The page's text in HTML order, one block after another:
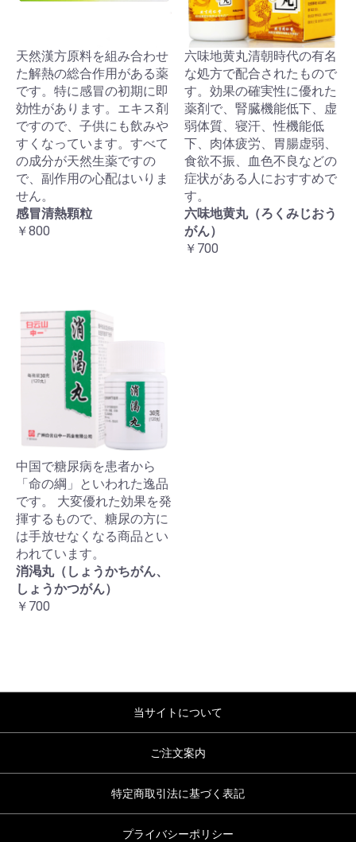
天然漢方原料を組み合わせ
た解熱の総合作用がある薬
です。特に感冒の初期に即
効性があります。エキス剤
ですので、子供にも飲みや
すくなっています。すべて
の成分が天然生薬ですの
で、副作用の心配はいりま
せん。
感冒清熱顆粒
￥800
六味地黄丸清朝時代の有名
な処方で配合されたもので
す。効果の確実性に優れた
薬剤で、腎臓機能低下、虚
弱体質、寝汗、性機能低
下、肉体疲労、胃腸虚弱、
食欲不振、血色不良などの
症状がある人におすすめで
す。
六味地黄丸（ろくみじおう
がん）
￥700
中国で糖尿病を患者から
「命の綱」といわれた逸品
です。 大変優れた効果を発
揮するもので、糖尿の方に
は手放せなくなる商品とい
われています。
消渇丸（しょうかちがん、
しょうかつがん）
￥700
当サイトについて
ご注文案内
特定商取引法に基づく表記
プライバシーポリシー